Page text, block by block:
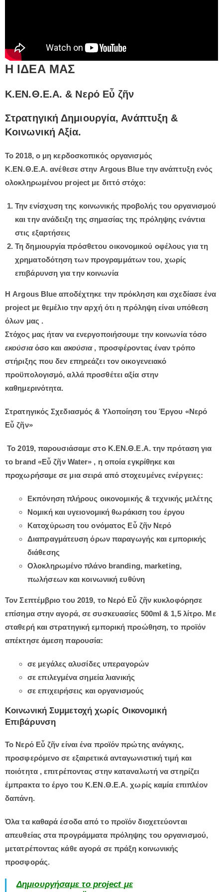
Η ΙΔΕΑ ΜΑΣ
Κ.ΕΝ.Θ.Ε.Α. & Νερό Εὖ ζῆν
Στρατηγική Δημιουργία, Ανάπτυξη &
Κοινωνική Αξία.
Το 2018, ο μη κερδοσκοπικός οργανισμός
Κ.ΕΝ.Θ.Ε.Α. ανέθεσε στην Argous Blue την ανάπτυξη ενός
ολοκληρωμένου project με διττό στόχο:
Την ενίσχυση της κοινωνικής προβολής του οργανισμού
και την ανάδειξη της σημασίας της πρόληψης ενάντια
στις εξαρτήσεις
Τη δημιουργία πρόσθετου οικονομικού οφέλους για τη
χρηματοδότηση των προγραμμάτων του, χωρίς
επιβάρυνση για την κοινωνία
Η Argous Blue αποδέχτηκε την πρόκληση και σχεδίασε ένα
project με θεμέλιο την αρχή ότι η πρόληψη είναι υπόθεση
όλων μας .
Στόχος μας ήταν να ενεργοποιήσουμε την κοινωνία τόσο
εκούσιαόσο και ακούσια, προσφέροντας έναν τρόπο
στήριξης που δεν επηρεάζει τον οικογενειακό
προϋπολογισμό, αλλά προσθέτει αξία στην
καθημερινότητα.
Στρατηγικός Σχεδιασμός & Υλοποίηση του Έργου «Νερό
Εὖ ζῆν»
Το 2019, παρουσιάσαμε στο Κ.ΕΝ.Θ.Ε.Α. την πρόταση για
το brand «Εὖ ζῆν Water» , η οποία εγκρίθηκε και
προχωρήσαμε σε μια σειρά από στοχευμένες ενέργειες:
Εκπόνηση πλήρους οικονομικής & τεχνικής μελέτης
Νομική και υγειονομική θωράκιση του έργου
Κατοχύρωση του ονόματος Εὖ ζῆν Νερό
Διαπραγμάτευση όρων παραγωγής και εμπορικής
διάθεσης
Ολοκληρωμένο πλάνο branding, marketing,
πωλήσεων και κοινωνική ευθύνη
Τον Σεπτέμβριο του 2019, το Νερό Εὖ ζῆνκυκλοφόρησε
επίσημα στην αγορά, σε συσκευασίες 500ml & 1,5 λίτρο. Με
σταθερή και στρατηγική εμπορική προώθηση, το προϊόν
απέκτησε άμεση παρουσία:
σε μεγάλες αλυσίδες υπεραγορών
σε επιλεγμένα σημεία λιανικής
σε επιχειρήσεις και οργανισμούς
Κοινωνική Συμμετοχή χωρίς Οικονομική
Επιβάρυνση
Το Νερό Εὖ ζῆν είναι ένα προϊόν πρώτης ανάγκης,
προσφερόμενο σε εξαιρετικά ανταγωνιστική τιμή και
ποιότητα, επιτρέποντας στην καταναλωτή να στηρίζει
έμπρακτα το έργο του Κ.ΕΝ.Θ.Ε.Α. χωρίς καμία επιπλέον
δαπάνη.
Όλα τα καθαρά έσοδααπό το προϊόν διοχετεύονται
απευθείας στα προγράμματα πρόληψης του οργανισμού,
μετατρέποντας κάθε αγορά σε πράξη κοινωνικής
προσφοράς.
Δημιουργήσαμετο project με